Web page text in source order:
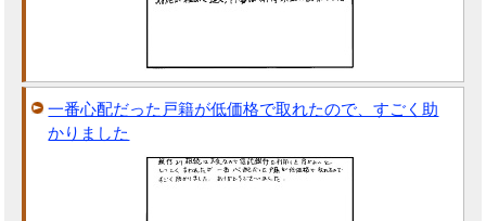
一番心配だった戸籍が低価格で取れたので、すごく助
かりました